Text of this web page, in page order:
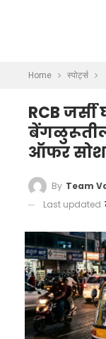
Home स्पोर्ट्स
RCB जर्सी
ऑफर
By Team
Last updated